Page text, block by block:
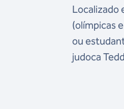
Localizado
(olímpicas
ou
judoca